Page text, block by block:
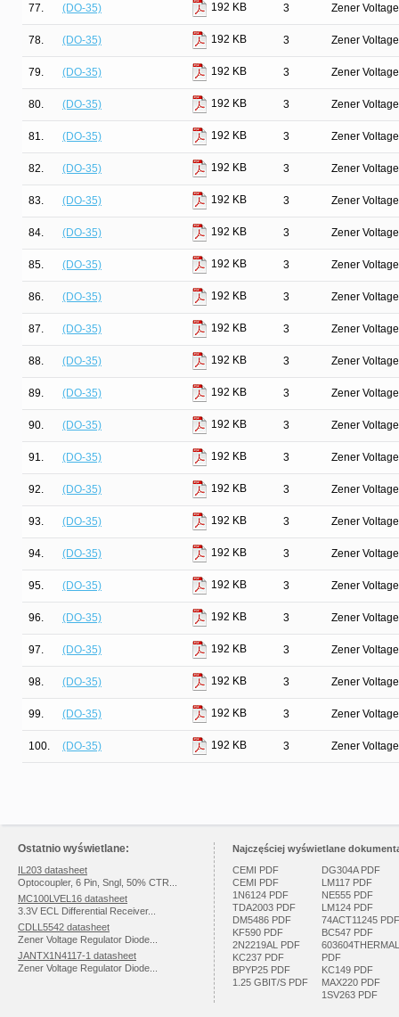
77. (DO-35) 192 KB 3 Zener
78. (DO-35) 192 KB 3 Zener
79. (DO-35) 192 KB 3 Zener
80. (DO-35) 192 KB 3 Zener
81. (DO-35) 192 KB 3 Zener
82. (DO-35) 192 KB 3 Zener
83. (DO-35) 192 KB 3 Zener
84. (DO-35) 192 KB 3 Zener
85. (DO-35) 192 KB 3 Zener
86. (DO-35) 192 KB 3 Zener
87. (DO-35) 192 KB 3 Zener
88. (DO-35) 192 KB 3 Zener
89. (DO-35) 192 KB 3 Zener
90. (DO-35) 192 KB 3 Zener
91. (DO-35) 192 KB 3 Zener
92. (DO-35) 192 KB 3 Zener
93. (DO-35) 192 KB 3 Zener
94. (DO-35) 192 KB 3 Zener
95. (DO-35) 192 KB 3 Zener
96. (DO-35) 192 KB 3 Zener
97. (DO-35) 192 KB 3 Zener
98. (DO-35) 192 KB 3 Zener
99. (DO-35) 192 KB 3 Zener
100. (DO-35) 192 KB 3 Zener
Ostatnio wyświetlane:
IL203 datasheet
Optocoupler, 6 Pin, Sngl, 50% CTR...
MC100LVEL16 datasheet
3.3V ECL Differential Receiver...
CDLL5542 datasheet
Zener Voltage Regulator Diode...
JANTX1N4117-1 datasheet
Zener Voltage Regulator Diode...
Najczęściej wyświetlane
CEMI PDF
CEMI PDF
1N6124 PDF
TDA2003 PDF
DM5486 PDF
KF590 PDF
2N2219AL PDF
KC237 PDF
BPYP25 PDF
1.25 GBIT/S PDF
DG304A PDF
LM117 PDF
NE555 PDF
LM124 PDF
74ACT11245 PDF
BC547 PDF
603604THERMAL
PDF
KC149 PDF
MAX220 PDF
1SV263 PDF